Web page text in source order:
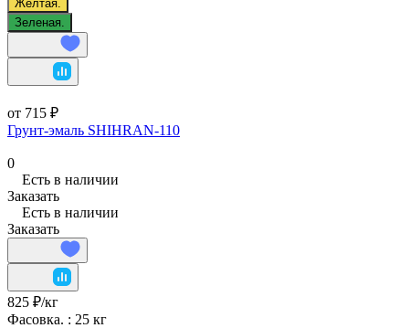
Желтая.
Зеленая.
от 715 ₽
Грунт-эмаль SHIHRAN-110
0
Есть в наличии
Заказать
Есть в наличии
Заказать
825 ₽/кг
Фасовка. : 25 кг